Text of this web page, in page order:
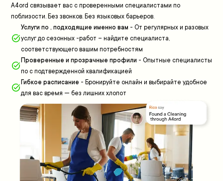
A4ord связывает вас с проверенными специалистами по
поблизости. Без звонков. Без языковых барьеров.
Услуги по , подходящие именно вам - От регулярных и разовых
услуг до сезонных -работ – найдите специалиста,
соответствующего вашим потребностям
Проверенные и прозрачные профили - Опытные специалисты
по с подтвержденной квалификацией
Гибкое расписание - Бронируйте онлайн и выбирайте удобное
для вас время — без лишних хлопот